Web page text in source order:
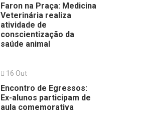
Faron na Praça: Medicina
Veterinária realiza
atividade de
conscientização da
saúde animal
16 Out
Encontro de Egressos:
Ex-alunos participam de
aula comemorativa